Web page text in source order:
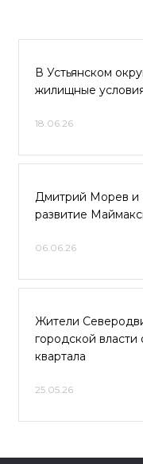
В Устьянском
жилищные
18.06.26
Дмитрий Морев и
развитие
06.06.26
Жители
городской
квартала
25.05.26